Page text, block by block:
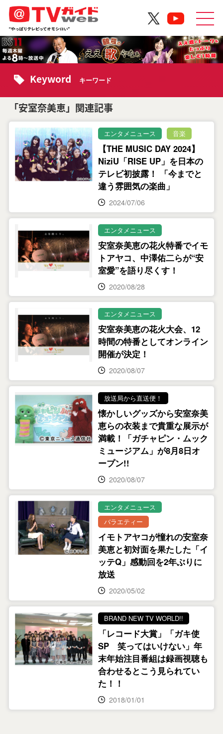
Keyword キーワード
「安室奈美恵」関連記事
エンタメニュース 音楽
【THE MUSIC DAY 2024】
NiziU「RISE UP」を日本の
テレビ初披露！ 「今までと
違う雰囲気の楽曲」
2024/07/06
エンタメニュース
安室奈美恵の花火特番でイモ
トアヤコ、中澤佑二らが“安
室愛”を語り尽くす！
2020/08/28
エンタメニュース
安室奈美恵の花火大会、12
時間の特番としてオンライン
開催が決定！
2020/08/07
放送局から直送便！
懐かしいグッズから安室奈美
恵らの衣装まで貴重な展示が
満載！「ガチャピン・ムック
ミュージアム」が8月8日オ
ープン!!
2020/08/07
エンタメニュース
バラエティー
イモトアヤコが憧れの安室奈
美恵と初対面を果たした「イ
ッテQ」感動回を2年ぶりに
放送
2020/05/02
BRAND NEW TV WORLD!!
「レコード大賞」「ガキ使
SP 笑ってはいけない」年
末年始注目番組は録画視聴も
合わせるとこう見られてい
た！！
2018/01/01